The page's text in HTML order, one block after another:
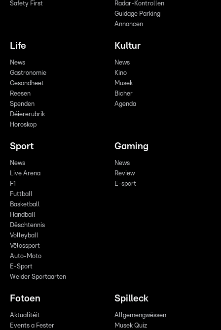
Safety First
Radar-Kontrollen
Guidage Parking
Annoncen
Life
News
Gastronomie
Gesondheet
Reesen
Spenden
Déiererubrik
Horoskop
Kultur
News
Kino
Musek
Bicher
Agenda
Sport
News
Live Arena
F1
Futtball
Basketball
Handball
Dëschtennis
Volleyball
Vëlossport
Auto-Moto
E-Sport
Weider Sportaarten
Gaming
News
Review
E-sport
Fotoen
Aktualitéit
Events a Fester
Spilleck
Allgemengwëssen
Musek Quiz